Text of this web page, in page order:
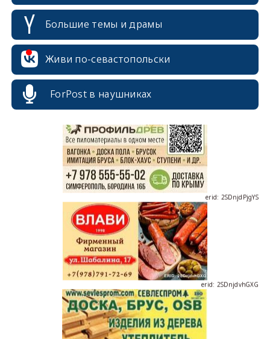
Большие темы и драмы
Живи по-севастопольски
ForPost в наушниках
erid: 2SDnjdPjgYS
erid: 2SDnjdvhGXG